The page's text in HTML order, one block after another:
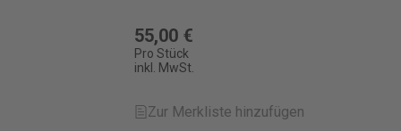
55,00 €
Pro Stück
inkl. MwSt.
Zur Merkliste hinzufügen